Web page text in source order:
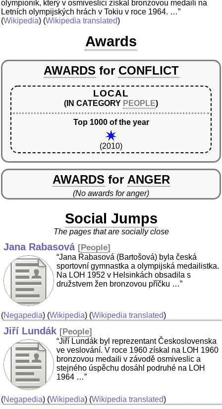
olympionik, který v osmiveslici získal bronzovou medaili na
Letních olympijských hrách v Tokiu v roce 1964. …”
(Wikipedia) (Wikipedia translated)
Awards
AWARDS for CONFLICT
LOCAL
(IN CATEGORY PEOPLE)
Top 1000 of the year
(2010)
AWARDS for ANGER
(No awards for anger)
Social Jumps
The pages that are socially close
Jana Rabasová [People]
“Jana Rabasová (Bartošová) byla česká
sportovní gymnastka a olympijská medailistka.
Na LOH 1952 v Helsinkách obsadila s
družstvem žen bronzovou příčku …”
(Negapedia) (Wikipedia) (Wikipedia translated)
Jiří Lundák [People]
“Jiří Lundák byl reprezentant Československa
ve veslování. V roce 1960 získal na LOH 1960
bronzovou medaili v závodě osmiveslic a
stejného úspěchu dosáhl podruhé na LOH
1964 …”
(Negapedia) (Wikipedia) (Wikipedia translated)